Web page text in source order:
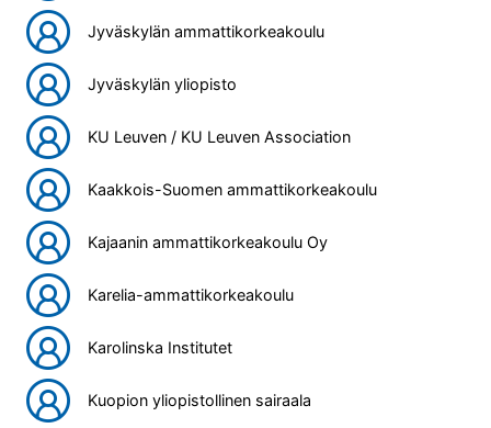
Jyväskylän ammattikorkeakoulu
Jyväskylän yliopisto
KU Leuven / KU Leuven Association
Kaakkois-Suomen ammattikorkeakoulu
Kajaanin ammattikorkeakoulu Oy
Karelia-ammattikorkeakoulu
Karolinska Institutet
Kuopion yliopistollinen sairaala